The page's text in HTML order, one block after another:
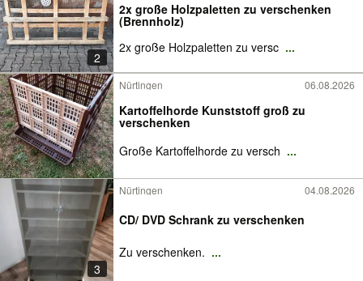
2
2x große Holzpaletten zu verschenken
(Brennholz)
2x große Holzpaletten zu versc ...
Nürtingen 06.08.2026
Kartoffelhorde Kunststoff groß zu
verschenken
Große Kartoffelhorde zu versch ...
3
Nürtingen 04.08.2026
CD/ DVD Schrank zu verschenken
Zu verschenken. ...